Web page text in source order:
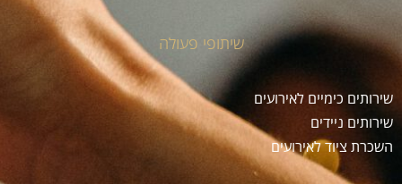
שיתופי פעולה
שירותים כימיים לאירועים
שירותים ניידים
השכרת ציוד לאירועים